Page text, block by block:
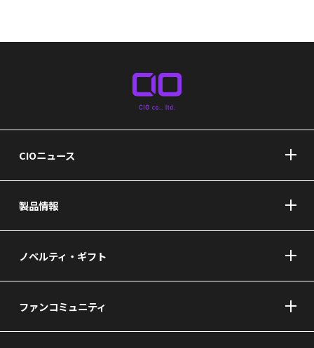
CIOニュース
製品情報
ノベルティ・ギフト
ファンコミュニティ